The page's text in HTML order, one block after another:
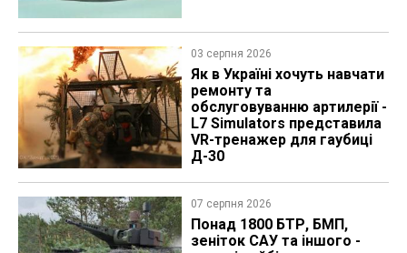
03 серпня 2026
Як в Україні хочуть навчати
ремонту та
обслуговуванню артилерії -
L7 Simulators представила
VR-тренажер для гаубиці
Д-30
07 серпня 2026
Понад 1800 БТР, БМП,
зеніток САУ та іншого -